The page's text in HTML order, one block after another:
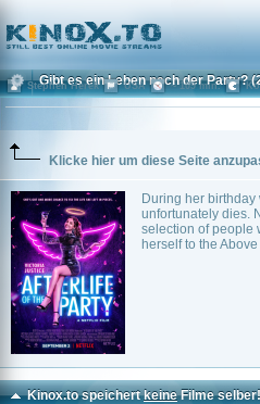
Home
Gibt es ein Leben nach der Party?
Klicke hier um diese Seite
During her
unfortunately dies.
selection of people
herself to the
Stephen Herek USA ~ 109 min.
Kinox.to speichertkeineFilme